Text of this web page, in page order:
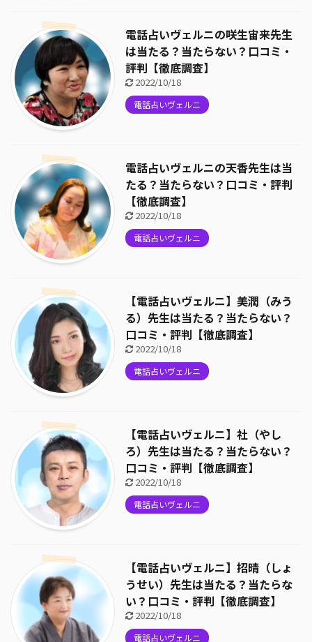
電話占いヴェルニの咲生宙来先生
は当たる？当たらない？口コミ・
評判【徹底調査】
2022/10/18
電話占いヴェルニ
電話占いヴェルニの天香先生は当
たる？当たらない？口コミ・評判
【徹底調査】
2022/10/18
電話占いヴェルニ
【電話占いヴェルニ】美潤（みう
る）先生は当たる？当たらない？
口コミ・評判【徹底調査】
2022/10/18
電話占いヴェルニ
【電話占いヴェルニ】社（やし
ろ）先生は当たる？当たらない？
口コミ・評判【徹底調査】
2022/10/18
電話占いヴェルニ
【電話占いヴェルニ】招晴（しょ
うせい）先生は当たる？当たらな
い？口コミ・評判【徹底調査】
2022/10/18
電話占いヴェルニ